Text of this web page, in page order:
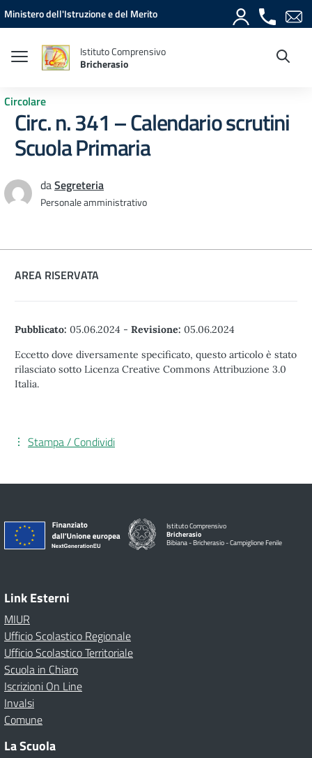
Vai ai contenuti
Vai al menu di navigazione
Vai al footer
Ministero dell'Istruzione e del Merito
Istituto Comprensivo
Bricherasio
Circolare
Circ. n. 341 – Calendario scrutini
Scuola Primaria
daSegreteria
Personale amministrativo
AREA RISERVATA
Pubblicato: 05.06.2024 - Revisione: 05.06.2024
Eccetto dove diversamente specificato, questo articolo è stato
rilasciato sotto Licenza Creative Commons Attribuzione 3.0
Italia.
Stampa / Condividi
Istituto Comprensivo
Bricherasio
Bibiana - Bricherasio - Campiglione Fenile
Link Esterni
MIUR
Ufficio Scolastico Regionale
Ufficio Scolastico Territoriale
Scuola in Chiaro
Iscrizioni On Line
Invalsi
Comune
La Scuola